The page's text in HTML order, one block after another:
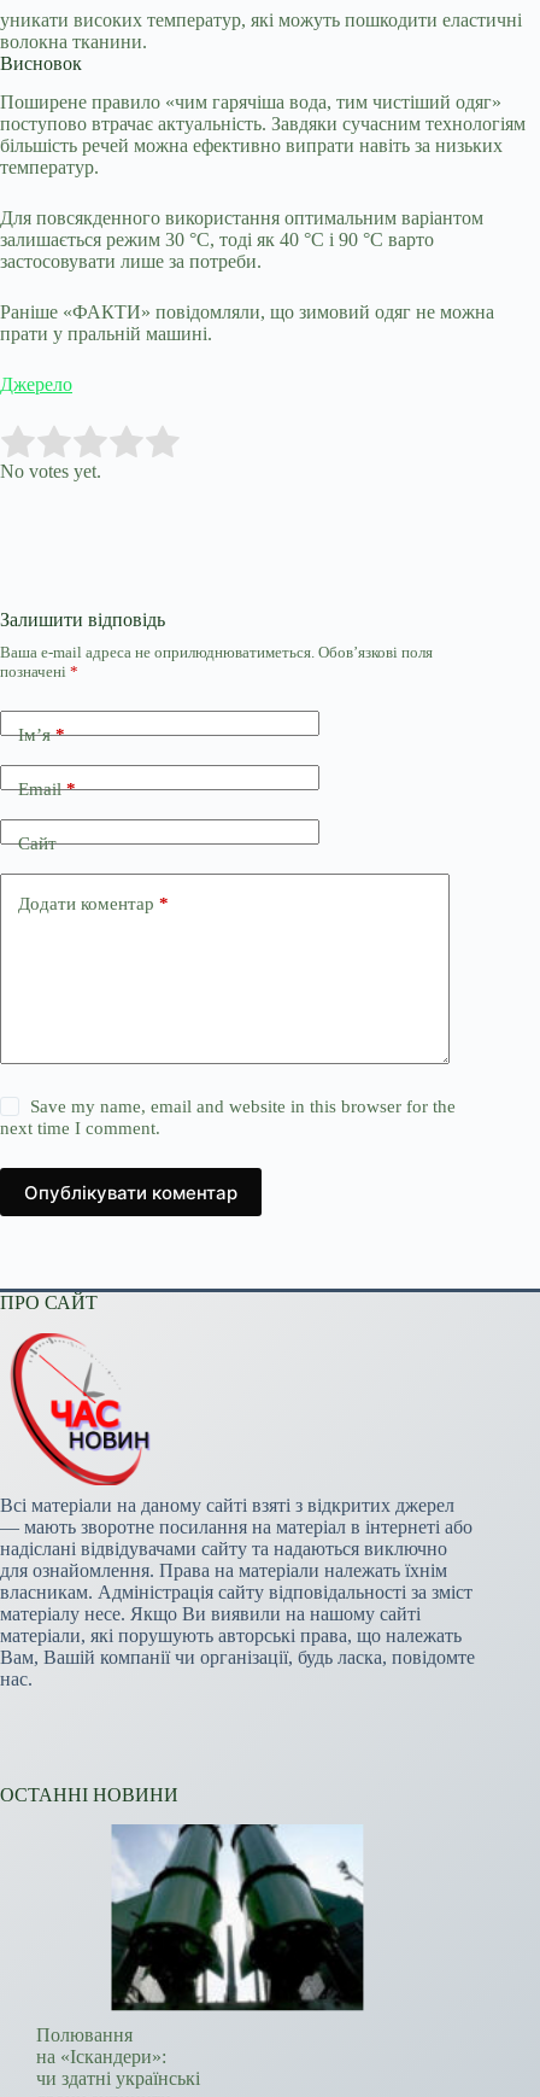
уникати високих температур, які можуть пошкодити еластичні
волокна тканини.
Висновок
Поширене правило «чим гарячіша вода, тим чистіший одяг»
поступово втрачає актуальність. Завдяки сучасним технологіям
більшість речей можна ефективно випрати навіть за низьких
температур.
Для повсякденного використання оптимальним варіантом
залишається режим 30 °C, тоді як 40 °C і 90 °C варто
застосовувати лише за потреби.
Раніше «ФАКТИ» повідомляли, що зимовий одяг не можна
прати у пральній машині.
Джерело
Rate this item:
No votes yet.
Залишити відповідь
Ваша e-mail адреса не оприлюднюватиметься. Обов’язкові поля
позначені *
Ім’я*
Email*
Сайт
Додати коментар *
Save my name, email and website in this browser for the
next time I comment.
Опублікувати коментар
ПРО САЙТ
Всі матеріали на даному сайті взяті з відкритих джерел
— мають зворотне посилання на матеріал в інтернеті або
надіслані відвідувачами сайту та надаються виключно
для ознайомлення. Права на матеріали належать їхнім
власникам. Адміністрація сайту відповідальності за зміст
матеріалу несе. Якщо Ви виявили на нашому сайті
матеріали, які порушують авторські права, що належать
Вам, Вашій компанії чи організації, будь ласка, повідомте
нас.
ОСТАННІ НОВИНИ
Полювання
на «Іскандери»:
чи здатні українські